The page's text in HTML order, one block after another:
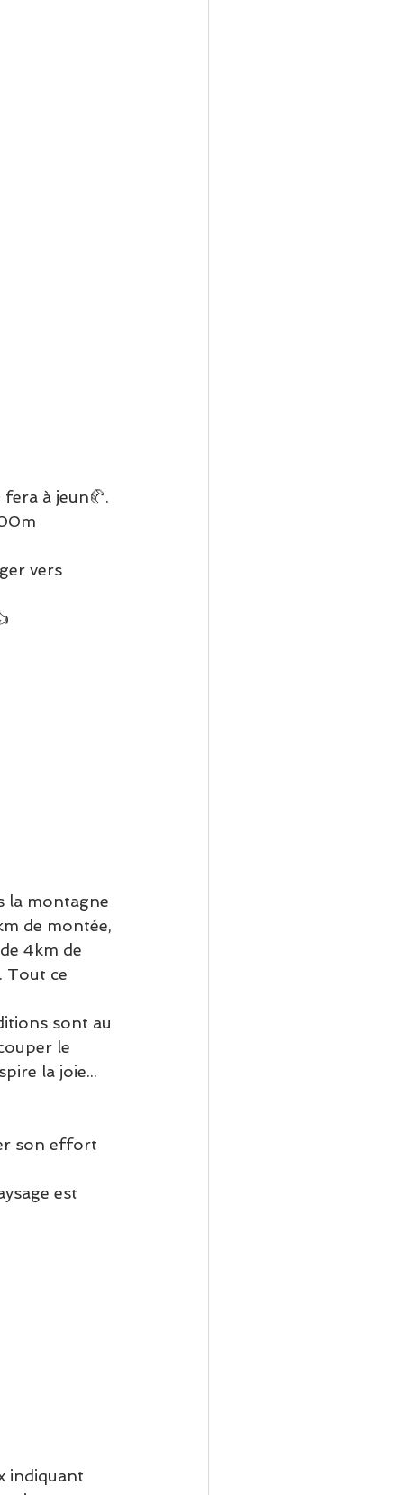
à jeun🥐.
vers
la montagne
de montée,
4km de
Tout ce
sont au
le
la joie...
son effort
est
indiquant